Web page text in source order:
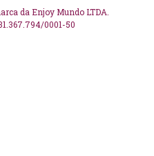
da Enjoy Mundo LTDA.
0001-50